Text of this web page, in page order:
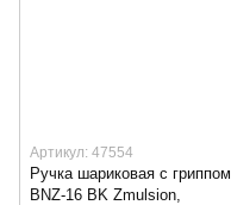
Артикул: 47554
Ручка шариковая с гриппом
BNZ-16 BK Zmulsion,